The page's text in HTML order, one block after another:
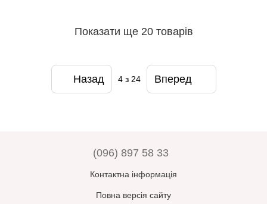
Показати ще 20 товарів
Назад 4з 24 Вперед
(096) 897 58 33
Контактна інформація
Повна версія сайту